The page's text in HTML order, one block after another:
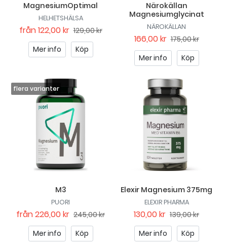
MagnesiumOptimal
HELHETSHÄLSA
från122,00 kr 129,00 kr
Mer info
Köp
Närokällan
Magnesiumglycinat
NÄROKÄLLAN
166,00 kr 175,00 kr
Mer info
Köp
M3
PUORI
från226,00 kr 245,00 kr
Mer info
Köp
Elexir Magnesium 375mg
ELEXIR PHARMA
130,00 kr 139,00 kr
Mer info
Köp